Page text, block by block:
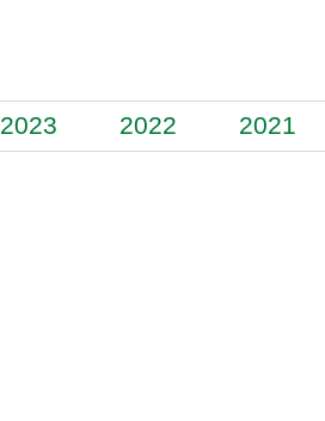
2023 2022 2021